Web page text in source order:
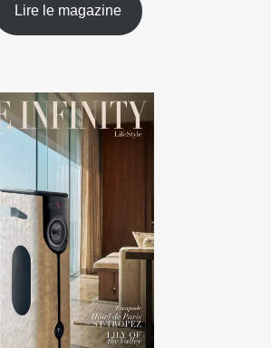
Lire le magazine